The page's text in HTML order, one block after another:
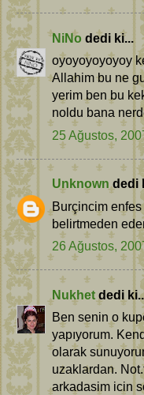
NiNo dedi ki...
oyoyoyoyoyoy
Allahim bu ne
yerim ben bu
noldu bana
25 Ağustos,
Unknowndedi
Burçincim enfes
belirtmeden
26 Ağustos,
Nukhet dedi
Ben senin o
yapıyorum.
olarak
uzaklardan.
arkadasim icin